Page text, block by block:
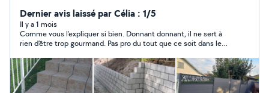
Dernier avis laissé par Célia : 1/5
Il y a 1 mois
Comme vous l’expliquer si bien. Donnant donnant, il ne sert à
rien d’être trop gourmand. Pas pro du tout que ce soit dans le
derniers avis, nous ne sommes pas les seuls ! Faites attention
⛔️